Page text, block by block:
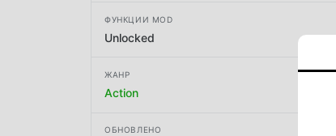
ФУНКЦИИ MOD
Unlocked
ЖАНР
Action
ОБНОВЛЕНО